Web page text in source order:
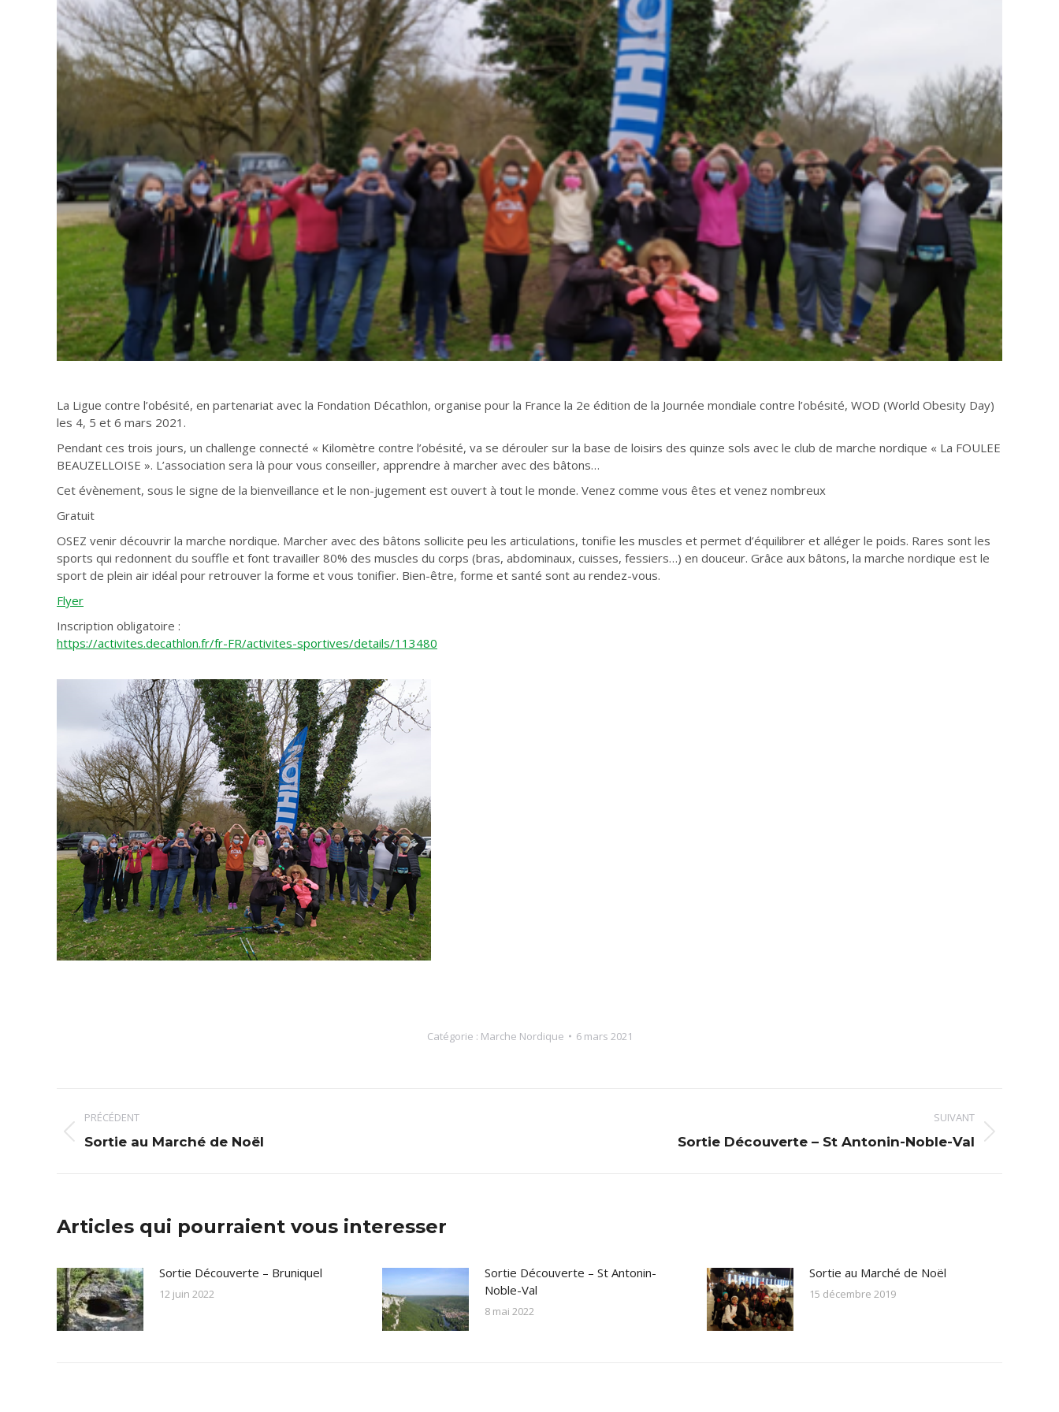
La Ligue contre l’obésité, en partenariat avec la Fondation Décathlon, organise pour la France la 2e édition de la Journée mondiale contre l’obésité, WOD (World Obesity Day)
les 4, 5 et 6 mars 2021.
Pendant ces trois jours, un challenge connecté « Kilomètre contre l’obésité, va se dérouler sur la base de loisirs des quinze sols avec le club de marche nordique « La FOULEE
BEAUZELLOISE ». L’association sera là pour vous conseiller, apprendre à marcher avec des bâtons…
Cet évènement, sous le signe de la bienveillance et le non-jugement est ouvert à tout le monde. Venez comme vous êtes et venez nombreux
Gratuit
OSEZ venir découvrir la marche nordique. Marcher avec des bâtons sollicite peu les articulations, tonifie les muscles et permet d’équilibrer et alléger le poids. Rares sont les
sports qui redonnent du souffle et font travailler 80% des muscles du corps (bras, abdominaux, cuisses, fessiers…) en douceur. Grâce aux bâtons, la marche nordique est le
sport de plein air idéal pour retrouver la forme et vous tonifier. Bien-être, forme et santé sont au rendez-vous.
Flyer
Inscription obligatoire :
https://activites.decathlon.fr/fr-FR/activites-sportives/details/113480
Catégorie : Marche Nordique 6 mars 2021
Navigation
article
PRÉCÉDENT
Article
Sortie au Marché de Noël
SUIVANT
Sortie Découverte – St Antonin-Noble-Val
Articles qui pourraient vous interesser
Sortie Découverte – Bruniquel
12 juin 2022
Sortie Découverte – St Antonin-
Noble-Val
8 mai 2022
Sortie au Marché de Noël
15 décembre 2019